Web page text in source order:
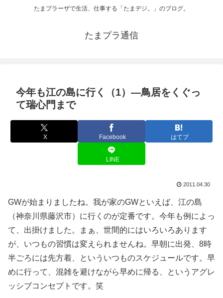
たまプラーザで生活、仕事する「たまデジ。」のブログ。
たまプラ通信
今年も江の島に行く（1）―鳥居をくぐっ
て瑞心門まで
X Facebook はてブ
LINE
2011.04.30
GWが始まりましたね。我が家のGWといえば、江の島
（神奈川県藤沢市）に行くのが定番です。今年も例によっ
て、出掛けました。まぁ、世間的にはいろいろあります
が、いつもの習慣は変えられませんね。早朝に出発、8時
半ごろには先方着、といういつものスケジュールです。早
めに行って、混雑を避けながら早めに帰る、というアグレ
ッシブコンセプトです。笑